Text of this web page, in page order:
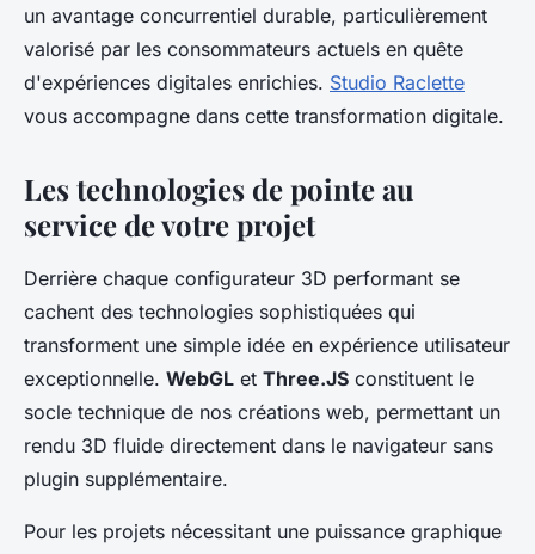
un avantage concurrentiel durable, particulièrement
valorisé par les consommateurs actuels en quête
d'expériences digitales enrichies. Studio Raclette
vous accompagne dans cette transformation digitale.
Les technologies de pointe au
service de votre projet
Derrière chaque configurateur 3D performant se
cachent des technologies sophistiquées qui
transforment une simple idée en expérience utilisateur
exceptionnelle. WebGL et Three.JS constituent le
socle technique de nos créations web, permettant un
rendu 3D fluide directement dans le navigateur sans
plugin supplémentaire.
Pour les projets nécessitant une puissance graphique